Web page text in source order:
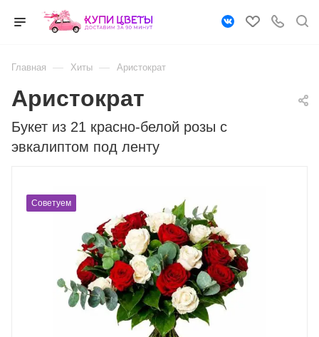
Главная — Хиты — Аристократ
Букет из 21 красно-белой розы с
эвкалиптом под ленту
Аристократ
Советуем